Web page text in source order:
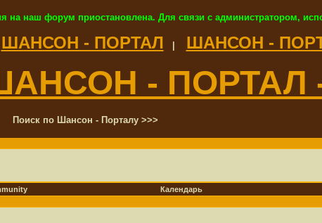
на наш форум приостановлена. Для связи с администратором,
ШАНСОН - ПОРТАЛ ШАНСОН -
- ПОРТАЛ
Поиск по Шансон - Порталу >>>
Календарь